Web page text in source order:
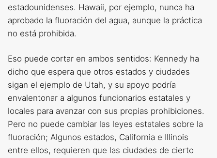
estadounidenses. Hawaii, por ejemplo, nunca ha
aprobado la fluoración del agua, aunque la práctica
no está prohibida.
Eso puede cortar en ambos sentidos: Kennedy ha
dicho que espera que otros estados y ciudades
sigan el ejemplo de Utah, y su apoyo podría
envalentonar a algunos funcionarios estatales y
locales para avanzar con sus propias prohibiciones.
Pero no puede cambiar las leyes estatales sobre la
fluoración; Algunos estados, California e Illinois
entre ellos, requieren que las ciudades de cierto